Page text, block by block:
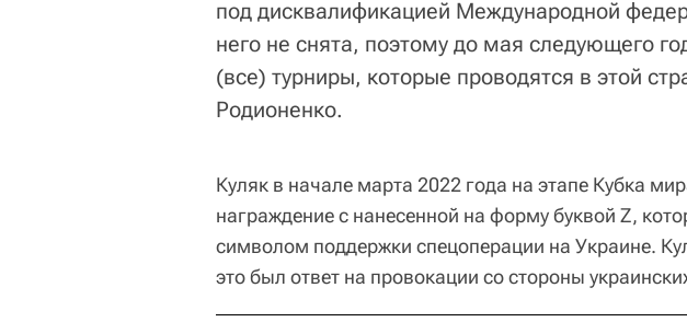
под дисквалификацией Международной
него не снята, поэтому до мая следующего
(все) турниры, которые проводятся в этой
Родионенко.
Куляк в начале марта 2022 года на этапе Кубка
награждение с нанесенной на форму буквой Z,
символом поддержки спецоперации на Украине.
это был ответ на провокации со стороны